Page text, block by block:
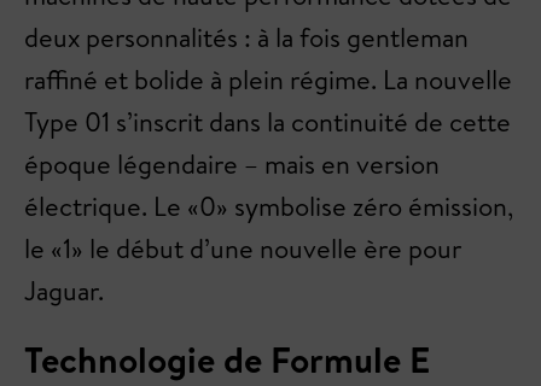
deux personnalités : à la fois gentleman
raffiné et bolide à plein régime. La nouvelle
Type 01 s’inscrit dans la continuité de cette
époque légendaire – mais en version
électrique. Le «0» symbolise zéro émission,
le «1» le début d’une nouvelle ère pour
Jaguar.
Technologie de Formule E